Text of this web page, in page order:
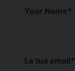
Your Name*
La tua email*